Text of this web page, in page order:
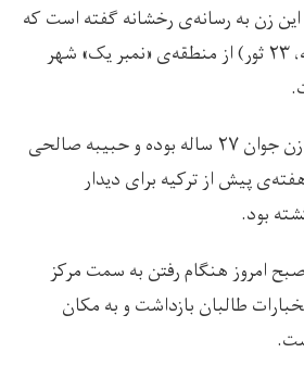
این زن به رسانه‌ی رخشانه گفته است که
او صبح امروز (چهارشنبه، ۲۳ ثور) از منطقه‌ی «نمبر یک» شهر
منبع گفته است که این زن جوان ۲۷ ساله بوده و حبیبه صالحی
پیش از ترکیه برای دیدار
بود.
امروز هنگام رفتن به سمت مرکز
طالبان بازداشت و به مکان